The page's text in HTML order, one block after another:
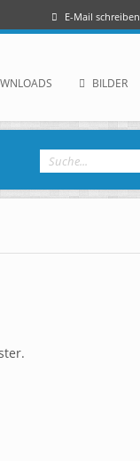
E-Mail schreiben
BILDER